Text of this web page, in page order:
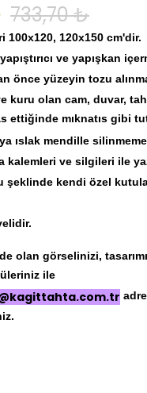
733,70 ₺
100x120, 120x150 cm'dir.
ve yapışkan
önce yüzeyin tozu
kuru olan cam, duvar,
ettiğinde mıknatıs gibi
ıslak mendille
kalemleri ve silgileri ile
şeklinde kendi özel
olan görselinizi,
ile